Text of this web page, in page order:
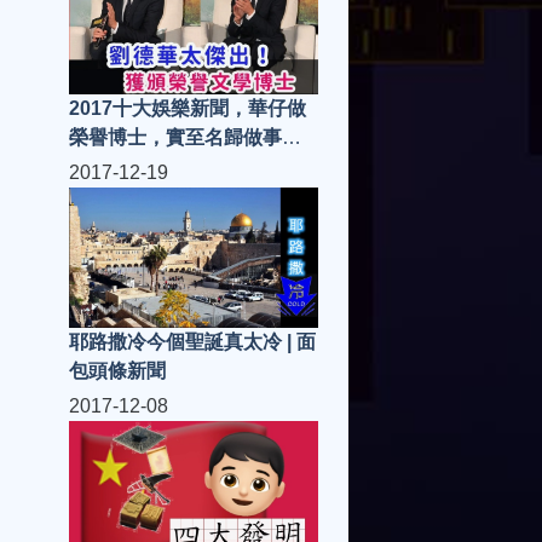
2017十大娛樂新聞，華仔做
榮譽博士，實至名歸做事認
真揾命搏鬥之搏士 | 面包頭條
新聞
2017-12-19
耶路撒冷今個聖誕真太冷 | 面
包頭條新聞
2017-12-08